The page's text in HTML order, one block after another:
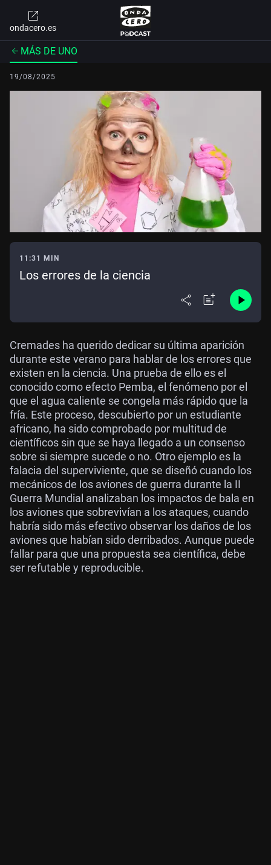
ondacero.es
MÁS DE UNO
19/08/2025
11:31 MIN
Los errores de la ciencia
Cremades ha querido dedicar su última aparición
durante este verano para hablar de los errores que
existen en la ciencia. Una prueba de ello es el
conocido como efecto Pemba, el fenómeno por el
que el agua caliente se congela más rápido que la
fría. Este proceso, descubierto por un estudiante
africano, ha sido comprobado por multitud de
científicos sin que se haya llegado a un consenso
sobre si siempre sucede o no. Otro ejemplo es la
falacia del superviviente, que se diseñó cuando los
mecánicos de los aviones de guerra durante la II
Guerra Mundial analizaban los impactos de bala en
los aviones que sobrevivían a los ataques, cuando
habría sido más efectivo observar los daños de los
aviones que habían sido derribados. Aunque puede
fallar para que una propuesta sea científica, debe
ser refutable y reproducible.